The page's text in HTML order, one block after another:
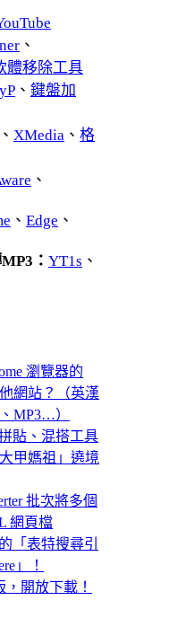
、
體移除工具
、 鍵盤加
、 XMedia 、 格
、
、 Edge 、
： YT1s 、
瀏覽器的
網站？（英漢
MP3…）
貼、混搭工具
甲媽祖」遶境
批次將多個
網頁檔
「表特搜尋引
」！
，開放下載！